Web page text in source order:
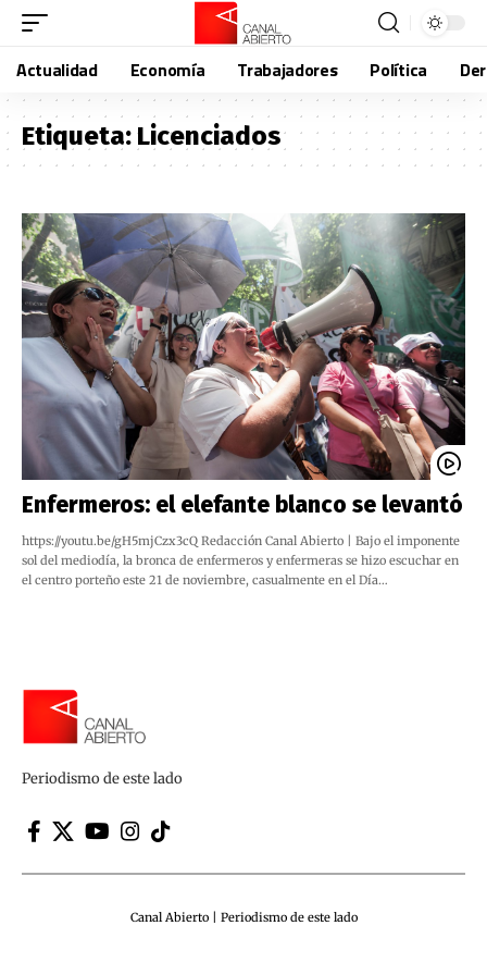
Actualidad Economía Trabajadores Política
Etiqueta:Licenciados
Enfermeros: el elefante blanco se levantó
https://youtu.be/gH5mjCzx3cQ Redacción Canal Abierto | Bajo el imponente
sol del mediodía, la bronca de enfermeros y enfermeras se hizo escuchar en
el centro porteño este 21 de noviembre, casualmente en el Día…
Periodismo de este lado
Canal Abierto | Periodismo de este lado